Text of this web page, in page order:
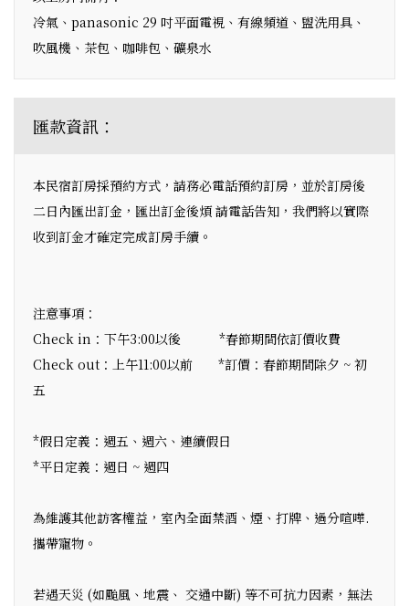
冷氣、panasonic 29 吋平面電視、有線頻道、盥洗用具、
吹風機、茶包、咖啡包、礦泉水
匯款資訊：
本民宿訂房採預約方式，請務必電話預約訂房，並於訂房後
二日內匯出訂金，匯出訂金後煩 請電話告知，我們將以實際
收到訂金才確定完成訂房手續。
注意事項：
Check in：下午3:00以後 *春節期間依訂價收費
Check out：上午11:00以前 *訂價：春節期間除夕 ~ 初
五
*假日定義：週五、週六、連續假日
*平日定義：週日 ~ 週四
為維護其他訪客權益，室內全面禁酒、煙、打牌、過分喧嘩.
攜帶寵物。
若遇天災 (如颱風、地震、 交通中斷) 等不可抗力因素，無法